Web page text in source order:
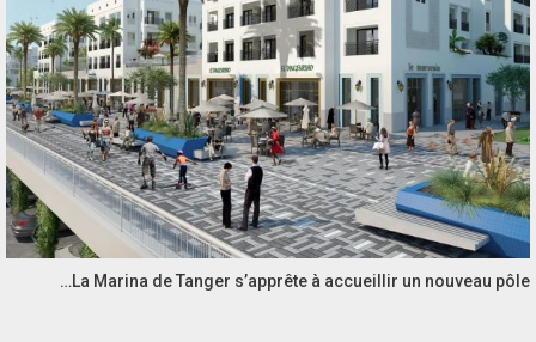
La Marina de Tanger s’apprête à accueillir un nouveau pôle…